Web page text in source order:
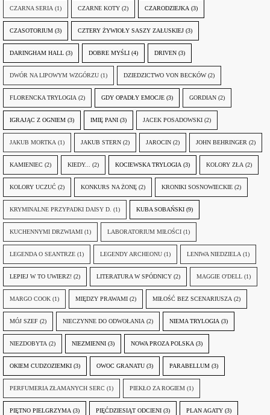
CZARNA SERIA (1) CZARNE KOTY (2) CZARODZIEJKA (3)
CZASOTORIUM (3) CZTERY ŻYWIOŁY SASZY ZAŁUSKIEJ (3)
DARINGHAM HALL (3) DOBRE MYŚLI (4) DRIVEN (3)
DWÓR NA LIPOWYM WZGÓRZU (1) DZIEDZICTWO VON BECKÓW (2)
FLORENCKA TRYLOGIA (2) GDY OPADŁY EMOCJE (3) GORDIAN (2)
IGRAJĄC Z OGNIEM (3) IMIĘ PANI (3) JACEK POSADOWSKI (2)
JAKUB MORTKA (1) JAKUB STERN (2) JAROCIN (2) JOHN BEHRINGER (2)
KAMIENIEC (2) KIEDY... (2) KOCIEWSKA TRYLOGIA (3) KOLORY ZŁA (2)
KOLORY UCZUĆ (2) KONKURS NA ŻONĘ (2) KRONIKI SOSNOWIECKIE (2)
KRYMINALNE PRZYPADKI DAISY D. (1) KUBA SOBAŃSKI (9)
KUCHENNYMI DRZWIAMI (1) LABORATORIUM MIŁOŚCI (1)
LEGENDA O SEANTRZE (1) LEGENDY ARCHEONU (1) LENIWA NIEDZIELA (1)
LEPIEJ W TO UWIERZ! (2) LITERATURA W SPÓDNICY (2) MAGGIE O'DELL (1)
MARGO COOK (1) MIĘDZY PRAWAMI (2) MIŁOŚĆ BEZ SCENARIUSZA (2)
MÓJ SZEF (2) NIECZYNNE DO ODWOŁANIA (2) NIEMA TRYLOGIA (3)
NIEZDOBYTA (2) NIEZMIENNI (3) NOWA PROZA POLSKA (3)
OKIEM CUDZOZIEMKI (3) OWOC GRANATU (3) PARABELLUM (3)
PERFUMERIA ZŁAMANYCH SERC (1) PIEKŁO ZA ROGIEM (1)
PIĘTNO PIELGRZYMA (3) PIĘĆDZIESIĄT ODCIENI (3) PLAN AGATY (3)